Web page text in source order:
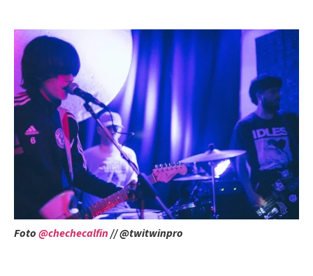
Foto@chechecalfin// @twitwinpro